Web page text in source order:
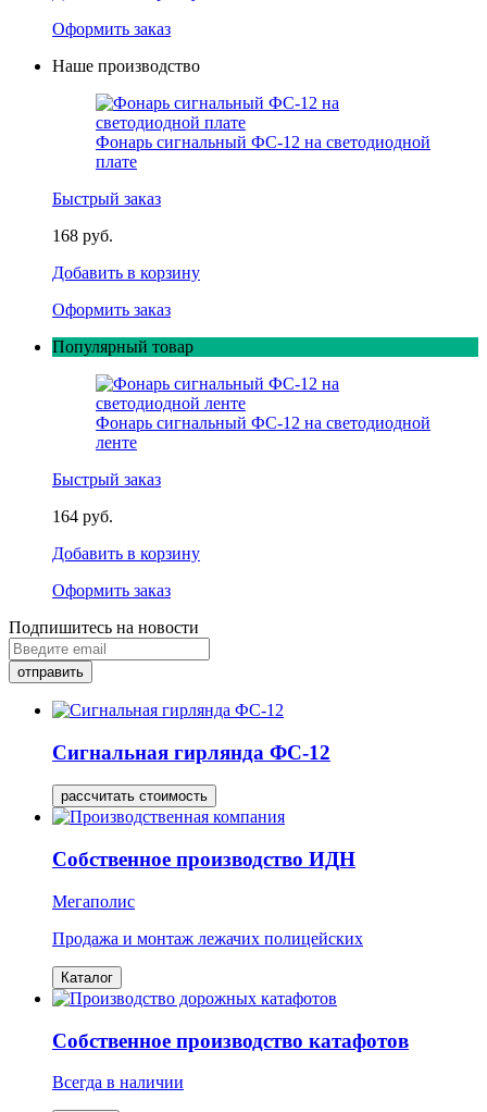
Оформить заказ
Наше производство
Фонарь сигнальный ФС-12 на светодиодной
плате
Быстрый заказ
168 руб.
Добавить в корзину
Оформить заказ
Популярный товар
Фонарь сигнальный ФС-12 на светодиодной
ленте
Быстрый заказ
164 руб.
Добавить в корзину
Оформить заказ
Подпишитесь на новости
Сигнальная гирлянда ФС-12
рассчитать стоимость
Собственное производство ИДН
Мегаполис
Продажа и монтаж лежачих полицейских
Каталог
Собственное производство катафотов
Всегда в наличии